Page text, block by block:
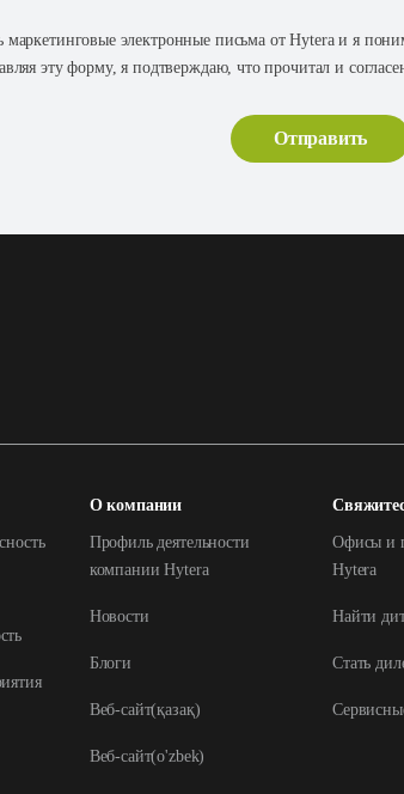
маркетинговые электронные письма от Hytera и я
эту форму, я подтверждаю, что прочитал и
О компании
Профиль деятельности
компании Hytera
Новости
Блоги
Веб-сайт(қазақ)
Веб-сайт(o'zbek)
Офисы и
Hytera
Найти
Стать